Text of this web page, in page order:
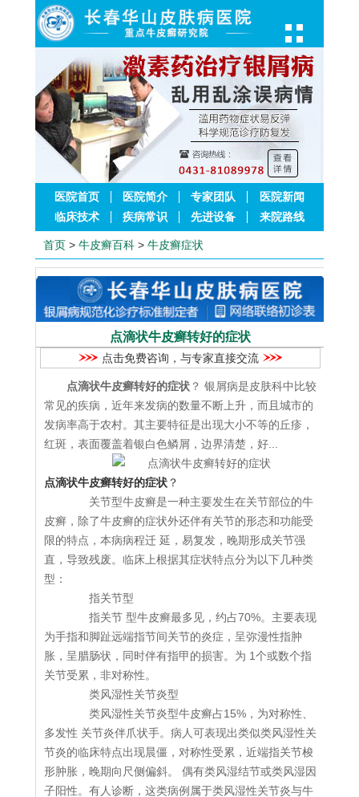
医院首页 医院简介 专家团队
医院新闻
临床技术
疾病常识 先进设备 来院路线
首页 > 牛皮癣百科 > 牛皮癣症状
点滴状牛皮癣转好的症状
点击免费咨询，与专家直接交流
点滴状牛皮癣转好的症状 ？ 银屑病是皮肤科中比较
常见的疾病，近年来发病的数量不断上升，而且城市的
发病率高于农村。其主要特征是出现大小不等的丘疹，
红斑，表面覆盖着银白色鳞屑，边界清楚，好...
点滴状牛皮癣转好的症状 ？
关节型牛皮癣是一种主要发生在关节部位的牛
皮癣，除了牛皮癣的症状外还伴有关节的形态和功能受
限的特点，本病病程迁 延，易复发，晚期形成关节强
直，导致残废。临床上根据其症状特点分为以下几种类
型：
指关节型
指关节 型牛皮癣最多见，约占70%。主要表现
为手指和脚趾远端指节间关节的炎症，呈弥漫性指肿
胀，呈腊肠状，同时伴有指甲的损害。为 1个或数个指
关节受累，非对称性。
类风湿性关节炎型
类风湿性关节炎型牛皮癣占15%，为对称性、
多发性 关节炎伴爪状手。病人可表现出类似类风湿性关
节炎的临床特点出现晨僵，对称性受累，近端指关节梭
形肿胀，晚期向尺侧偏斜。 偶有类风湿结节或类风湿因
子阳性。有人诊断，这类病例属于类风湿性关节炎与牛